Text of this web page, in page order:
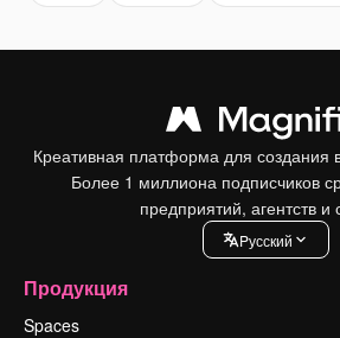
Креативная платформа для создания
Более 1 миллиона подписчиков
предприятий, агентств и
Pусский
Продукция
Spaces